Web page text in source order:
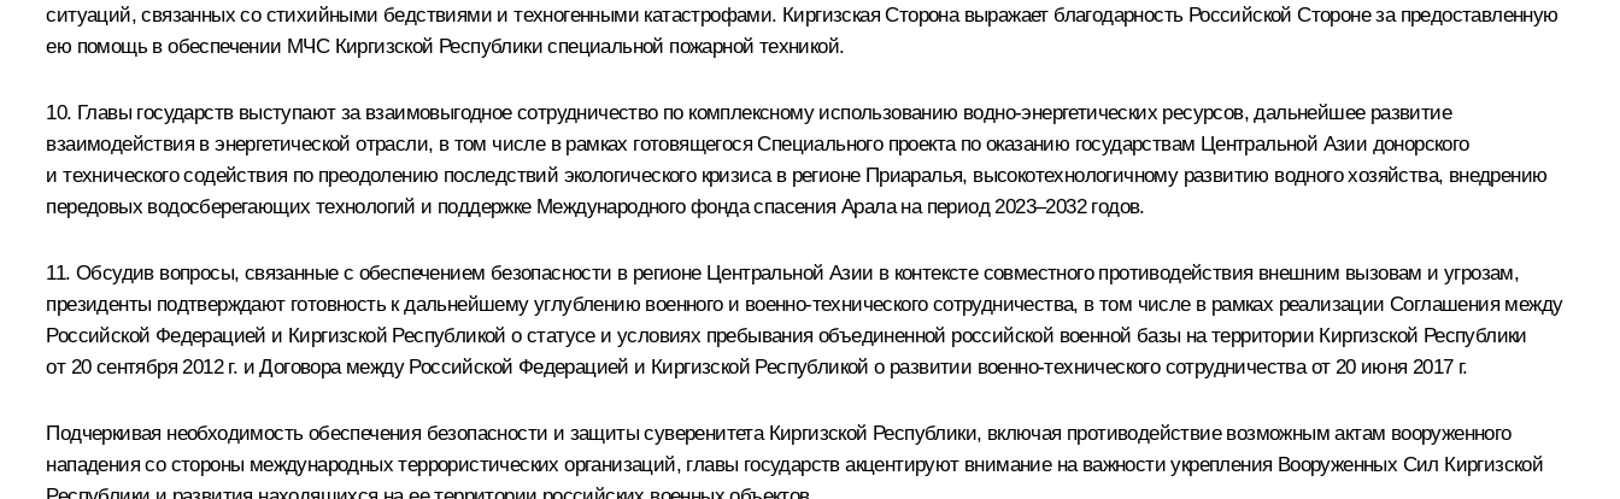
ситуаций, связанных со стихийными бедствиями и техногенными катастрофами. Киргизская Сторона выражает благодарность Российской Стороне за предоставленную
ею помощь в обеспечении МЧС Киргизской Республики специальной пожарной техникой.
10. Главы государств выступают за взаимовыгодное сотрудничество по комплексному использованию водно-энергетических ресурсов, дальнейшее развитие
взаимодействия в энергетической отрасли, в том числе в рамках готовящегося Специального проекта по оказанию государствам Центральной Азии донорского
и технического содействия по преодолению последствий экологического кризиса в регионе Приаралья, высокотехнологичному развитию водного хозяйства, внедрению
передовых водосберегающих технологий и поддержке Международного фонда спасения Арала на период 2023–2032 годов.
11. Обсудив вопросы, связанные с обеспечением безопасности в регионе Центральной Азии в контексте совместного противодействия внешним вызовам и угрозам,
президенты подтверждают готовность к дальнейшему углублению военного и военно-технического сотрудничества, в том числе в рамках реализации Соглашения между
Российской Федерацией и Киргизской Республикой о статусе и условиях пребывания объединенной российской военной базы на территории Киргизской Республики
от 20 сентября 2012 г. и Договора между Российской Федерацией и Киргизской Республикой о развитии военно-технического сотрудничества от 20 июня 2017 г.
Подчеркивая необходимость обеспечения безопасности и защиты суверенитета Киргизской Республики, включая противодействие возможным актам вооруженного
нападения со стороны международных террористических организаций, главы государств акцентируют внимание на важности укрепления Вооруженных Сил Киргизской